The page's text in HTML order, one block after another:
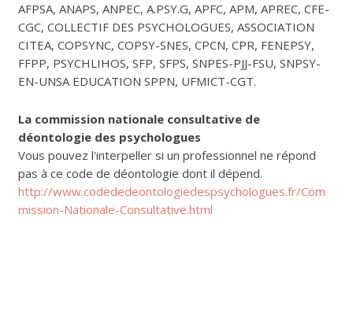
AFPSA, ANAPS, ANPEC, A.PSY.G, APFC, APM, APREC, CFE-
CGC, COLLECTIF DES PSYCHOLOGUES, ASSOCIATION
CITEA, COPSYNC, COPSY-SNES, CPCN, CPR, FENEPSY,
FFPP, PSYCHLIHOS, SFP, SFPS, SNPES-PJJ-FSU, SNPSY-
EN-UNSA EDUCATION SPPN, UFMICT-CGT.
La commission nationale consultative de
déontologie des psychologues
Vous pouvez l'interpeller si un professionnel ne répond
pas à ce code de déontologie dont il dépend.
http://www.codededeontologiedespsychologues.fr/Com
mission-Nationale-Consultative.html